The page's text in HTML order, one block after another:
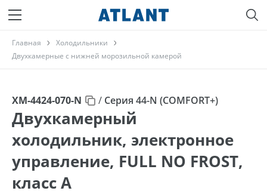
Главная
Холодильники
Двухкамерные с нижней морозильной камерой
ХМ-4424-070-N / Серия 44-N (COMFORT+)
Двухкамерный
холодильник, электронное
управление, FULL NO FROST,
класс A